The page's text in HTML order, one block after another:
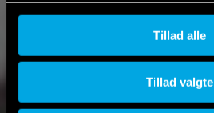
Tillad alle
Tillad valgte